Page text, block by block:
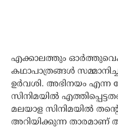
എക്കാലത്തും
കഥാപാത്രങ്ങൾ
ഉർവശി. അഭിനയം
സിനിമയിൽ
മലയാള സിനിമയിൽ
അറിയിക്കുന്ന താരമാണ്